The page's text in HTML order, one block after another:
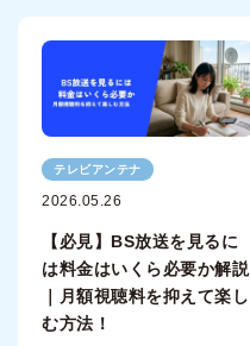
テレビアンテナ
2026.05.26
【必見】BS放送を見るに
は料金はいくら必要か解説
｜月額視聴料を抑えて楽し
む方法！